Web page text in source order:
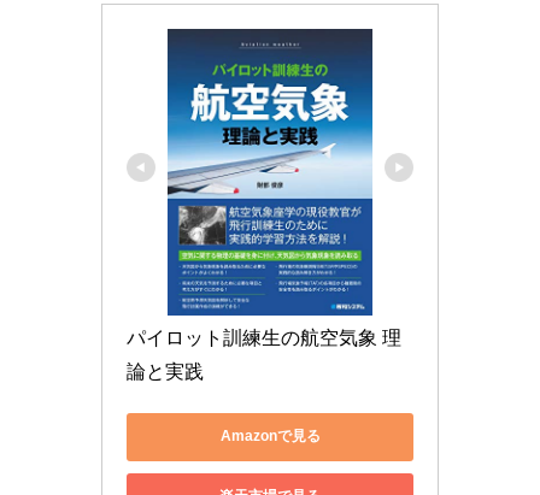
パイロット訓練生の航空気象 理
論と実践
Amazonで見る